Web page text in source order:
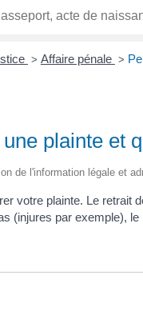
> Affaire pénale >
plainte et
de l'information légale et
votre plainte. Le retrait
(injures par exemple),